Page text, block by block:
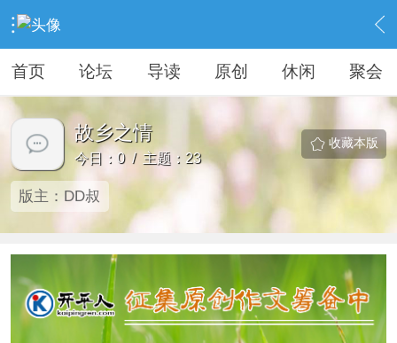
› KAIPINGREN › 故乡之情
首页 论坛 导读 原创 休闲 聚会
故乡之情
今日：0 / 主题：23
收藏本版
版主： DD叔